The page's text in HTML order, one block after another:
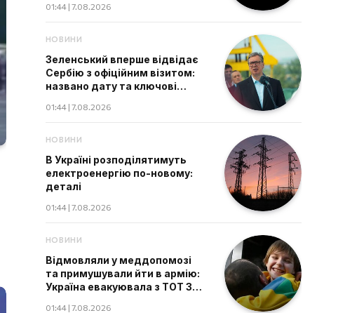
01:44 | 7.08.2026
НОВИНИ
Зеленський вперше відвідає
Сербію з офіційним візитом:
названо дату та ключові
01:44 | 7.08.2026
НОВИНИ
В Україні розподілятимуть
електроенергію по-новому:
деталі
01:44 | 7.08.2026
НОВИНИ
Відмовляли у меддопомозі
та примушували йти в армію:
Україна евакуювала з ТОТ 34
01:44 | 7.08.2026